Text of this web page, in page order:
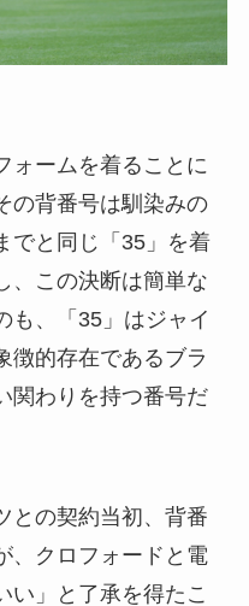
ォームを着ることに
の背番号は馴染みの
でと同じ「35」を着
、この決断は簡単な
も、「35」はジャイ
徴的存在であるブラ
関わりを持つ番号だ
との契約当初、背番
、クロフォードと電
い」と了承を得たこ